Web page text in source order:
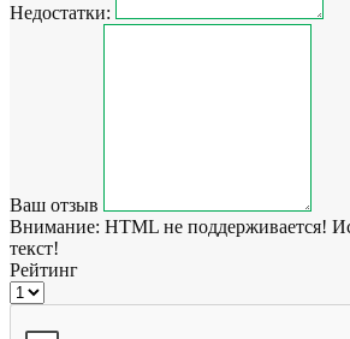
Недостатки:
Ваш отзыв
Внимание: HTML не поддерживается!
текст!
Рейтинг